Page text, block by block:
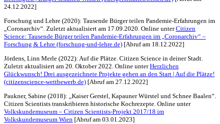
24.12.2022]
Forschung und Lehre (2020): Tausende Bürger teilen Pandemie-Erfahrungen im
„Coronarchiv“. Zuletzt aktualisiert am 17.09.2020. Online unterCitizen
Science: Tausende Bürger teilen Pandemie-Erfahrungen im „Coronarchiv“ –
Forschung & Lehre (forschung-und-lehre.de) [Abruf am 18.12.2022]
Jördens, Linn Merle (2022): Auf die Plätze. Citizen Science in deiner Stadt.
Zuletzt aktualisiert am 20. Oktober 2022. Online unterHerzlichen
Glückwunsch! Drei ausgezeichnete Projekte gehen an den Start | Auf die Plätze!
(citizenscience-wettbewerb.de) [Abruf am 27.12.2022]
Paukner, Sabine (2018): „Kaiser Gerstel, Kapauner Würstel und Schnee Baalen“.
Citizen Scientists transkribieren historische Kochrezepte. Online unter
Volkskundemuseum – Citizen Scientists-Projekt 2017/18 im
Volkskundemuseum Wien [Abruf am 03.01.2023]